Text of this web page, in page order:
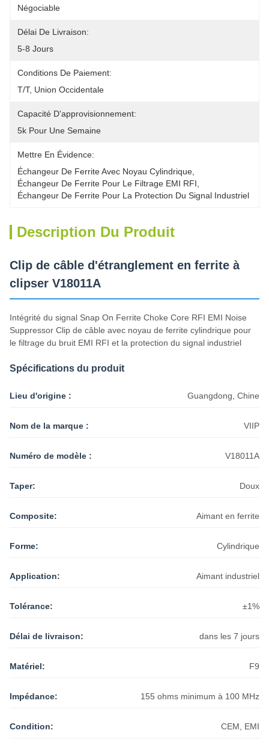
Négociable
Délai De Livraison:
5-8 Jours
Conditions De Paiement:
T/T, Union Occidentale
Capacité D'approvisionnement:
5k Pour Une Semaine
Mettre En Évidence:
Échangeur De Ferrite Avec Noyau Cylindrique
Échangeur De Ferrite Pour Le Filtrage EMI RFI
Échangeur De Ferrite Pour La Protection Du Signal Industriel
Description Du Produit
Clip de câble d'étranglement en ferrite à
clipser V18011A
Intégrité du signal Snap On Ferrite Choke Core RFI EMI Noise
Suppressor Clip de câble avec noyau de ferrite cylindrique pour
le filtrage du bruit EMI RFI et la protection du signal industriel
Spécifications du produit
Lieu d'origine : Guangdong, Chine
Nom de la marque : VIIP
Numéro de modèle : V18011A
Taper: Doux
Composite: Aimant en ferrite
Forme: Cylindrique
Application: Aimant industriel
Tolérance: ±1%
Délai de livraison: dans les 7 jours
Matériel: F9
Impédance: 155 ohms minimum à 100 MHz
Condition: CEM, EMI